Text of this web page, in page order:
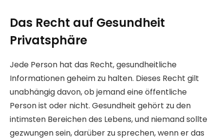
Das Recht auf Gesundheit
Privatsphäre
Jede Person hat das Recht, gesundheitliche
Informationen geheim zu halten. Dieses Recht gilt
unabhängig davon, ob jemand eine öffentliche
Person ist oder nicht. Gesundheit gehört zu den
intimsten Bereichen des Lebens, und niemand sollte
gezwungen sein, darüber zu sprechen, wenn er das